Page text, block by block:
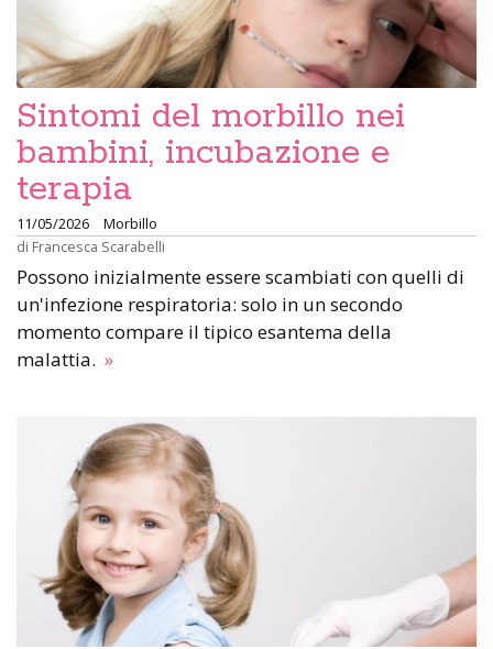
Sintomi del morbillo nei
bambini, incubazione e
terapia
11/05/2026
Morbillo
di Francesca Scarabelli
Possono inizialmente essere scambiati con quelli di
un'infezione respiratoria: solo in un secondo
momento compare il tipico esantema della
malattia. »